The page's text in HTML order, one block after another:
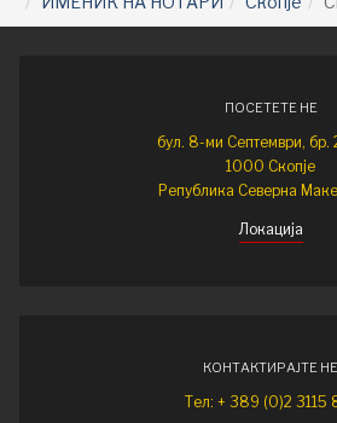
ПОСЕТЕТЕ НЕ
бул. 8-ми Септември, бр.
1000 Скопје
Република Северна
Локација
КОНТАКТИРАЈТЕ НЕ
Тел: + 389 (0)2 3115